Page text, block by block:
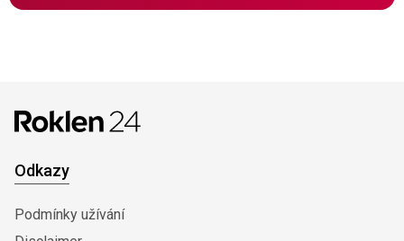
Odkazy
Podmínky užívání